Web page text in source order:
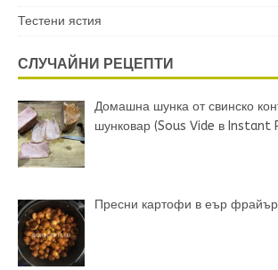
Тестени ястия
СЛУЧАЙНИ РЕЦЕПТИ
Домашна шунка от свинско
шунковар (Sous Vide в Instant
Пресни картофи в еър фрайър